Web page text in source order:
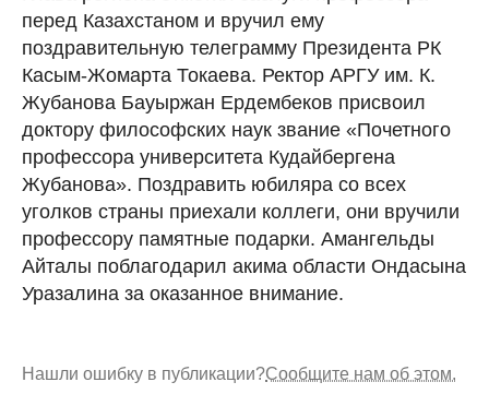
перед Казахстаном и вручил ему
поздравительную телеграмму Президента РК
Касым-Жомарта Токаева. Ректор АРГУ им. К.
Жубанова Бауыржан Ердембеков присвоил
доктору философских наук звание «Почетного
профессора университета Кудайбергена
Жубанова». Поздравить юбиляра со всех
уголков страны приехали коллеги, они вручили
профессору памятные подарки. Амангельды
Айталы поблагодарил акима области Ондасына
Уразалина за оказанное внимание.
Нашли ошибку в публикации?Сообщите нам об этом.